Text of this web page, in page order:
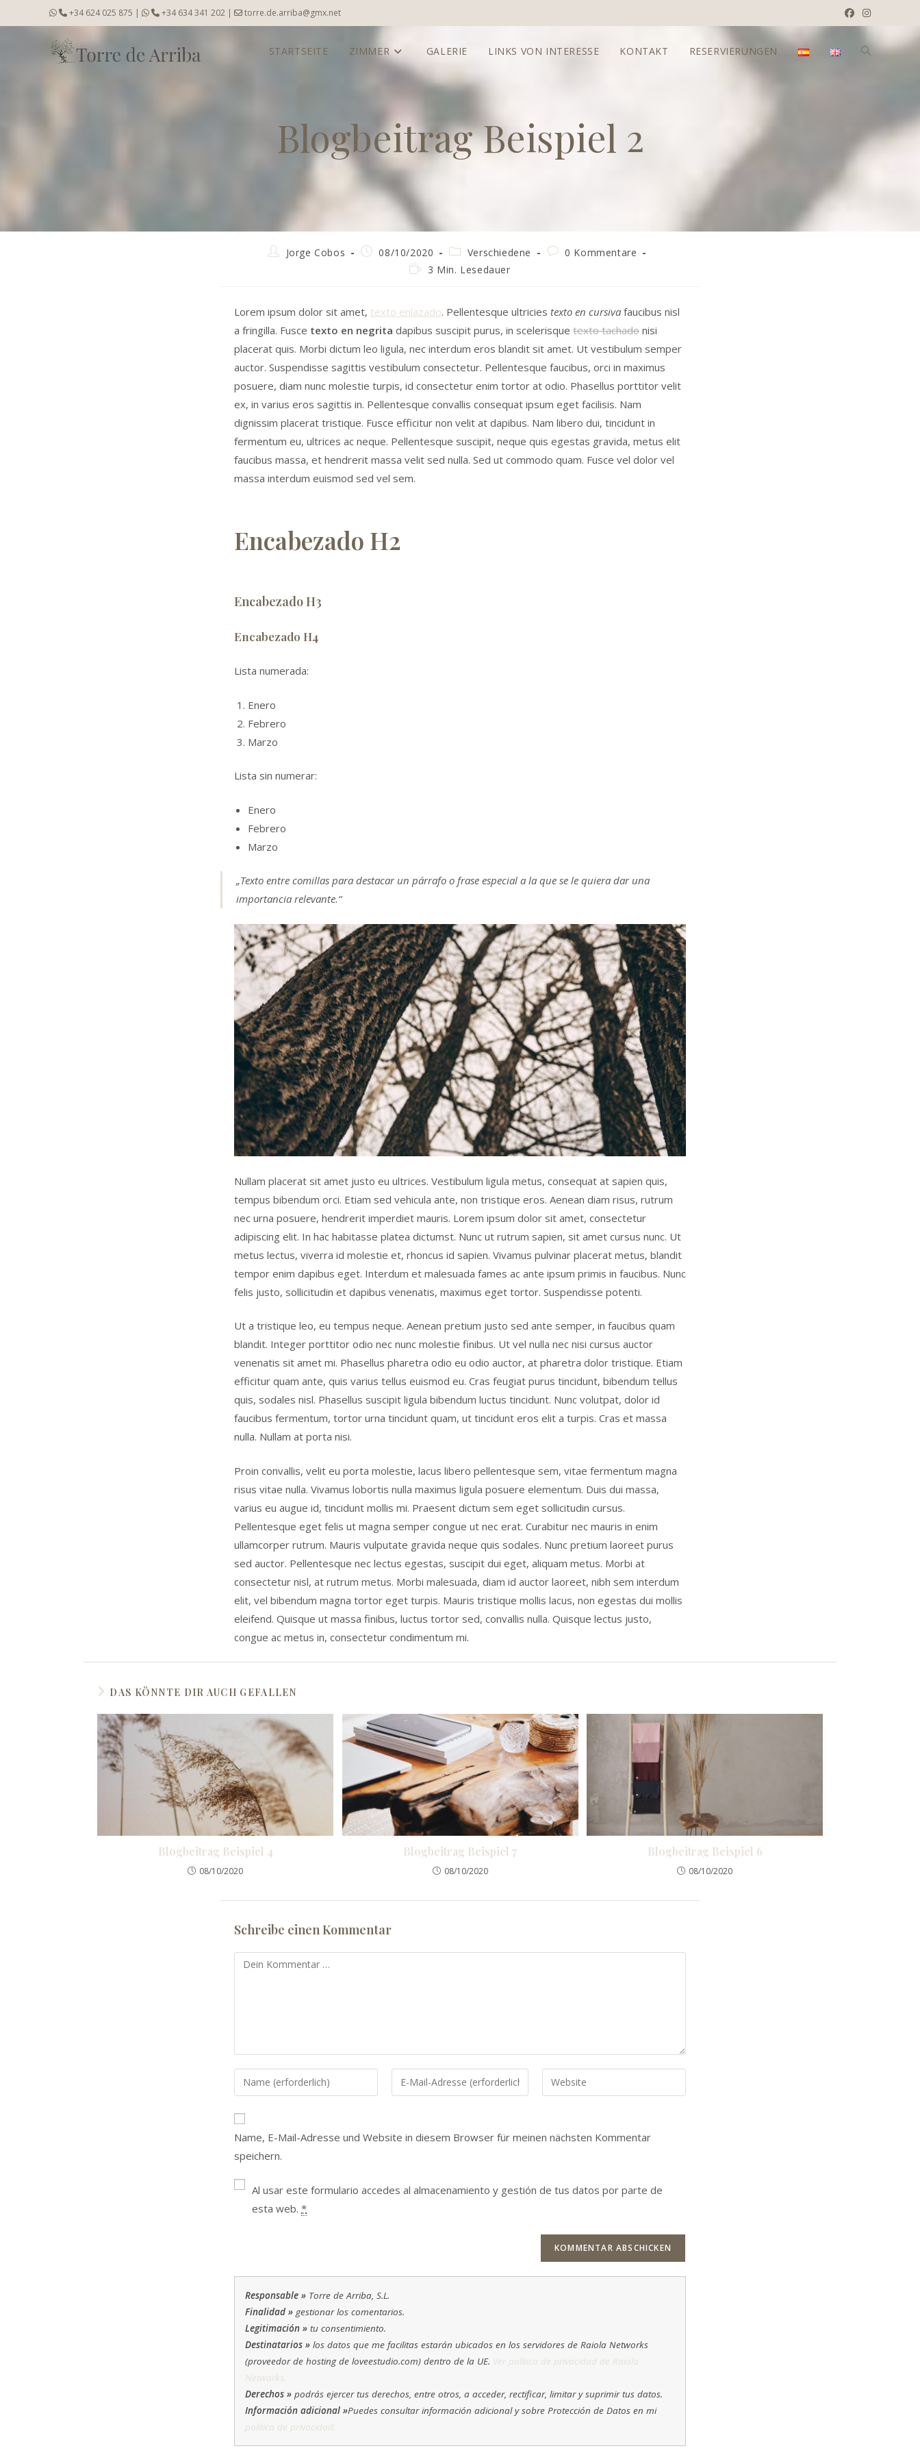
Inhalt
+34 624 025 875 | +34 634 341 202 | torre.de.arriba@gmx.net
STARTSEITE ZIMMER GALERIE LINKS VON INTERESSE KONTAKT RESERVIERUNGEN WEBSITE-
Blogbeitrag Beispiel 2
Beitrags-
Jorge Cobos
Beitrag
veröffentlicht:
08/10/2020
Beitrags-
Kategorie:
Verschiedene
Beitrags-
0 Kommentare
Lesedauer:
3 Min. Lesedauer
Lorem ipsum dolor sit amet, texto enlazado. Pellentesque ultricies texto en cursiva faucibus nisl
a fringilla. Fusce texto en negrita dapibus suscipit purus, in scelerisque texto tachado nisi
placerat quis. Morbi dictum leo ligula, nec interdum eros blandit sit amet. Ut vestibulum semper
auctor. Suspendisse sagittis vestibulum consectetur. Pellentesque faucibus, orci in maximus
posuere, diam nunc molestie turpis, id consectetur enim tortor at odio. Phasellus porttitor velit
ex, in varius eros sagittis in. Pellentesque convallis consequat ipsum eget facilisis. Nam
dignissim placerat tristique. Fusce efficitur non velit at dapibus. Nam libero dui, tincidunt in
fermentum eu, ultrices ac neque. Pellentesque suscipit, neque quis egestas gravida, metus elit
faucibus massa, et hendrerit massa velit sed nulla. Sed ut commodo quam. Fusce vel dolor vel
massa interdum euismod sed vel sem.
Encabezado H2
Encabezado H3
Encabezado H4
Lista numerada:
Enero
Febrero
Marzo
Lista sin numerar:
Enero
Febrero
Marzo
„Texto entre comillas para destacar un párrafo o frase especial a la que se le quiera dar una
importancia relevante.“
Nullam placerat sit amet justo eu ultrices. Vestibulum ligula metus, consequat at sapien quis,
tempus bibendum orci. Etiam sed vehicula ante, non tristique eros. Aenean diam risus, rutrum
nec urna posuere, hendrerit imperdiet mauris. Lorem ipsum dolor sit amet, consectetur
adipiscing elit. In hac habitasse platea dictumst. Nunc ut rutrum sapien, sit amet cursus nunc. Ut
metus lectus, viverra id molestie et, rhoncus id sapien. Vivamus pulvinar placerat metus, blandit
tempor enim dapibus eget. Interdum et malesuada fames ac ante ipsum primis in faucibus. Nunc
felis justo, sollicitudin et dapibus venenatis, maximus eget tortor. Suspendisse potenti.
Ut a tristique leo, eu tempus neque. Aenean pretium justo sed ante semper, in faucibus quam
blandit. Integer porttitor odio nec nunc molestie finibus. Ut vel nulla nec nisi cursus auctor
venenatis sit amet mi. Phasellus pharetra odio eu odio auctor, at pharetra dolor tristique. Etiam
efficitur quam ante, quis varius tellus euismod eu. Cras feugiat purus tincidunt, bibendum tellus
quis, sodales nisl. Phasellus suscipit ligula bibendum luctus tincidunt. Nunc volutpat, dolor id
faucibus fermentum, tortor urna tincidunt quam, ut tincidunt eros elit a turpis. Cras et massa
nulla. Nullam at porta nisi.
Proin convallis, velit eu porta molestie, lacus libero pellentesque sem, vitae fermentum magna
risus vitae nulla. Vivamus lobortis nulla maximus ligula posuere elementum. Duis dui massa,
varius eu augue id, tincidunt mollis mi. Praesent dictum sem eget sollicitudin cursus.
Pellentesque eget felis ut magna semper congue ut nec erat. Curabitur nec mauris in enim
ullamcorper rutrum. Mauris vulputate gravida neque quis sodales. Nunc pretium laoreet purus
sed auctor. Pellentesque nec lectus egestas, suscipit dui eget, aliquam metus. Morbi at
consectetur nisl, at rutrum metus. Morbi malesuada, diam id auctor laoreet, nibh sem interdum
elit, vel bibendum magna tortor eget turpis. Mauris tristique mollis lacus, non egestas dui mollis
eleifend. Quisque ut massa finibus, luctus tortor sed, convallis nulla. Quisque lectus justo,
congue ac metus in, consectetur condimentum mi.
DAS KÖNNTE DIR AUCH GEFALLEN
Blogbeitrag Beispiel 4
08/10/2020
Blogbeitrag Beispiel 7
08/10/2020
Blogbeitrag Beispiel 6
08/10/2020
Schreibe einen Kommentar
Kommentar
Gib
deinen
Namen
oder
Benutzernamen
zum
Kommentieren
Gib
deine
Adresse
ein
Gib
deine
ein
Name, E-Mail-Adresse und Website in diesem Browser für meinen nächsten Kommentar
speichern.
Al usar este formulario accedes al almacenamiento y gestión de tus datos por parte de
esta web. *
Responsable » Torre de Arriba, S.L.
Finalidad » gestionar los comentarios.
Legitimación » tu consentimiento.
Destinatarios » los datos que me facilitas estarán ubicados en los servidores de Raiola Networks
(proveedor de hosting de loveestudio.com) dentro de la UE. Ver política de privacidad de Raiola
Networks.
Derechos » podrás ejercer tus derechos, entre otros, a acceder, rectificar, limitar y suprimir tus datos.
Información adicional »Puedes consultar información adicional y sobre Protección de Datos en mi
política de privacidad.